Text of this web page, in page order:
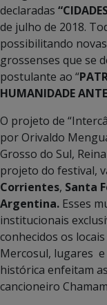
declaradas
de julho de 2018.
possibilitando
grossenses que se
postulante ao “
HUMANIDADE
O projeto de
por Orivaldo
Grosso do Sul,
projeto do festival,
Corrientes, Santa
Argentina. Esses
institucionais
conhecidos os
Mercosul, lugares
histórica enfeitam
cancioneiro